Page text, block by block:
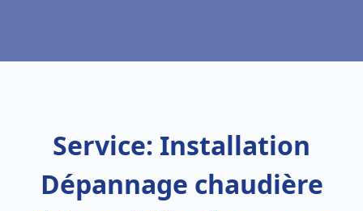
Service: Installation
Dépannage chaudière